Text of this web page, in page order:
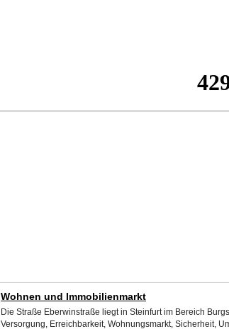
Wohnen und Immobilienmarkt
Die Straße Eberwinstraße liegt in Steinfurt im Bereich
Versorgung, Erreichbarkeit, Wohnungsmarkt, Sicherheit,